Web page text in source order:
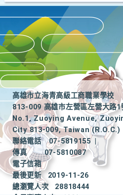
高雄市立海青高級工商職業學校
813-009 高雄市左營區左營大路1
No.1, Zuoying Avenue,
City 813-009, Taiwan (R.O.C.)
聯絡電話
07-5819155
|
傳真
07-5810087
電子信箱
最後更新
2019-11-26
總瀏覽人次
28818444